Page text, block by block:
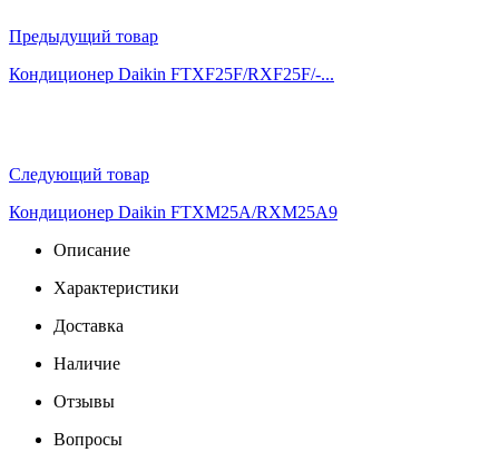
Предыдущий товар
Кондиционер Daikin FTXF25F/RXF25F/-...
Следующий товар
Кондиционер Daikin FTXM25A/RXM25A9
Описание
Характеристики
Доставка
Наличие
Отзывы
Вопросы